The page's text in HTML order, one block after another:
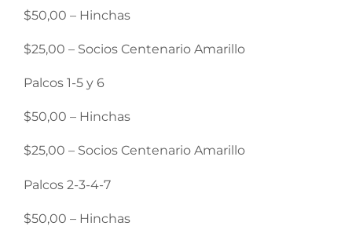
$50,00 – Hinchas
$25,00 – Socios Centenario Amarillo
Palcos 1-5 y 6
$50,00 – Hinchas
$25,00 – Socios Centenario Amarillo
Palcos 2-3-4-7
$50,00 – Hinchas